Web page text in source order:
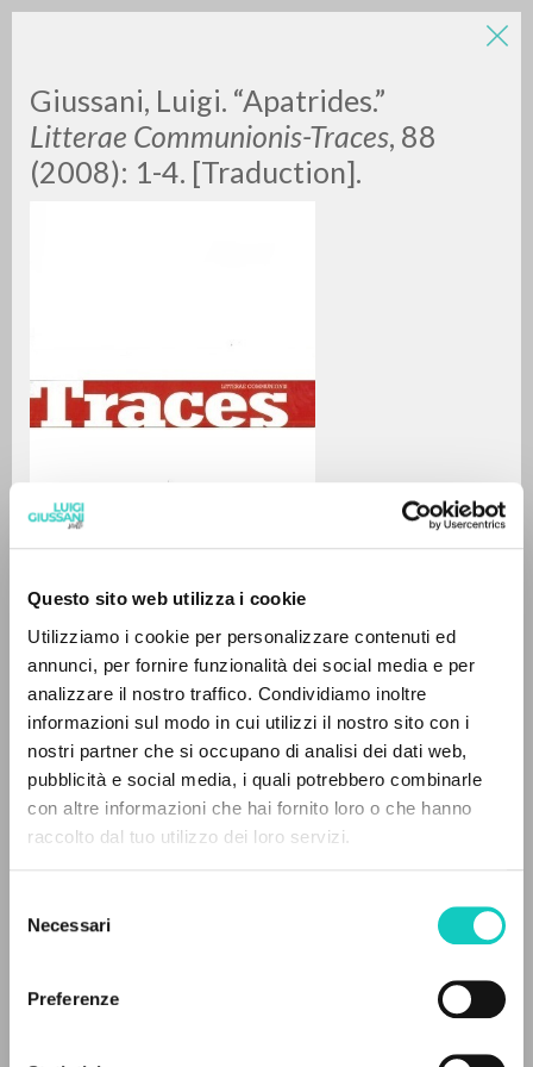
Questo sito web utilizza i cookie
Utilizziamo i cookie per personalizzare contenuti ed
annunci, per fornire funzionalità dei social media e per
analizzare il nostro traffico. Condividiamo inoltre
informazioni sul modo in cui utilizzi il nostro sito con i
nostri partner che si occupano di analisi dei dati web,
pubblicità e social media, i quali potrebbero combinarle
con altre informazioni che hai fornito loro o che hanno
raccolto dal tuo utilizzo dei loro servizi.
delNecessari
Preferenze
Giussani, Luigi. “Apatrides.”
Litterae Communionis-Traces, 88
(2008): 1-4. [Traduction].
Giussani Luigi Author
French
Litterae Communionis-Traces
2008
Pages: 4
24/03/2022
LUIGI
GIUSSANI
A
Z